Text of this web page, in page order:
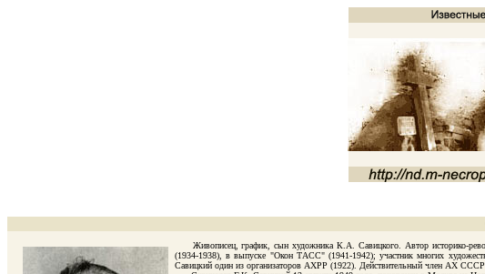
Живописец, график, сын художника К.А. Савицкого. Автор историко-
(1934-1938), в выпуске "Окон ТАСС" (1941-1942); участник многих
Савицкий один из организаторов АХРР (1922). Действительный член АХ СССР